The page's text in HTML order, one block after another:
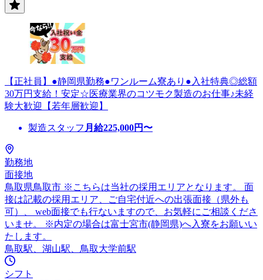
【正社員】●静岡県勤務●ワンルーム寮あり●入社特典◎総額
30万円支給！安定☆医療業界のコツモク製造のお仕事♪未経
験大歓迎【若年層歓迎】
製造スタッフ 月給225,000円〜
勤務地
面接地
鳥取県鳥取市 ※こちらは当社の採用エリアとなります。 面
接は記載の採用エリア、ご自宅付近への出張面接（県外も
可）、 web面接でも行ないますので、お気軽にご相談くださ
いませ。 ※内定の場合は富士宮市(静岡県)へ入寮をお願いい
たします。
鳥取駅、湖山駅、鳥取大学前駅
シフト